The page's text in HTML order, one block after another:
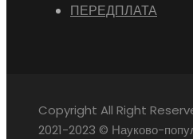
ПЕРЕДПЛАТА
Copyright All Right
2021-2023 © Науково-